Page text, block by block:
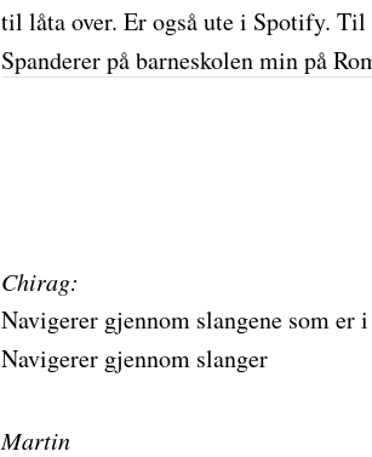
til låta over. Er også ute i Spotify. Til
Spanderer på barneskolen min på
Chirag:
Navigerer gjennom slangene som er
Navigerer gjennom slanger
Martin